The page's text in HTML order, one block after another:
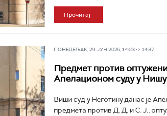
Прочитај
ПОНЕДЕЉАК, 29. ЈУН 2026, 14:23 -> 14:37
Предмет против
Апелационом суду у Нишу
Виши суд у Неготину данас је
предмета против Д. Д. и С. Ј.,